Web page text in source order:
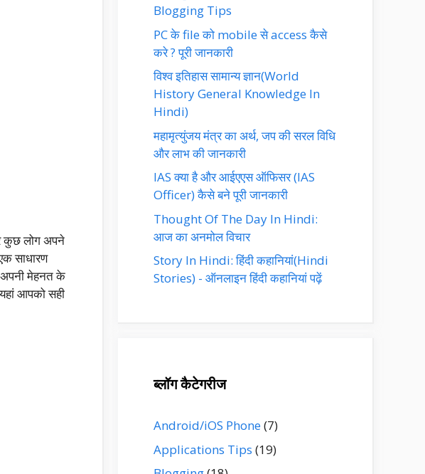
कुछ लोग अपने
साधारण
मेहनत के
आपको सही
Blogging Tips
PC के file को mobile से access कैसे
करे ? पूरी जानकारी
विश्व इतिहास सामान्य ज्ञान(World
History General Knowledge In
Hindi)
महामृत्युंजय मंत्र का अर्थ, जप की सरल विधि
और लाभ की जानकारी
IAS क्या है और आईएएस ऑफिसर (IAS
Officer) कैसे बने पूरी जानकारी
Thought Of The Day In Hindi:
आज का अनमोल विचार
Story In Hindi: हिंदी कहानियां(Hindi
Stories) - ऑनलाइन हिंदी कहानियां पढ़ें‎‎
ब्लॉग कैटेगरीज
Android/iOS Phone(7)
Applications Tips (19)